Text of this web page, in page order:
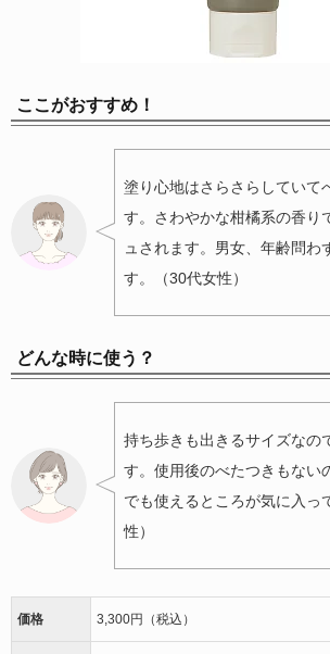
ここがおすすめ！
塗り心地はさらさらしていて
す。さわやかな柑橘系の香り
ュされます。男女、年齢問わ
す。（30代女性）
どんな時に使う？
持ち歩きも出きるサイズなの
す。使用後のべたつきもない
でも使えるところが気に入っ
性）
価格 3,300円（税込）